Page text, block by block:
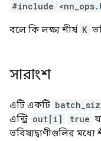
#include
বলে কি লক্ষ্য শীর্ষ K
সারাংশ
এটি একটি
এন্ট্রি out[i] true
ভবিষ্যদ্বাণীগুলির মধ্যে